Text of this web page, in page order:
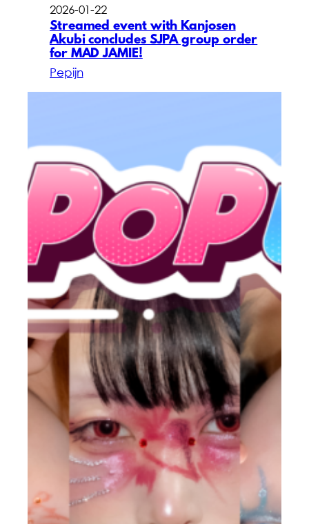
2026-01-22
Streamed event with Kanjosen
Akubi concludes SJPA group order
for MAD JAMIE!
Pepijn